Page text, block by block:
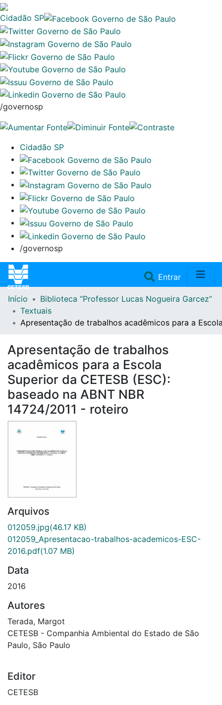
Cidadão SP
/governosp
Cidadão SP
/governosp
Entrar(current)
Home
Repositório
Doações/Aquisições
Fale Conosco
Início
Biblioteca “Professor Lucas Nogueira Garcez”
Textuais
Apresentação de trabalhos acadêmicos para a
Apresentação de trabalhos
acadêmicos para a Escola
Superior da CETESB (ESC):
baseado na ABNT NBR
14724/2011 - roteiro
Arquivos
012059.jpg(46.17 KB)
012059_Apresentacao-trabalhos-academicos-ESC-
2016.pdf(1.07 MB)
Data
2016
Autores
Terada, Margot
CETESB - Companhia Ambiental do Estado de São
Paulo, São Paulo
Editor
CETESB